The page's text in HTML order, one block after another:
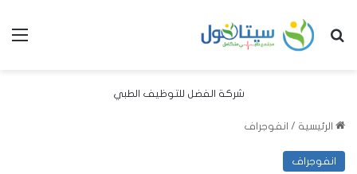
بحث عن
شركة الفضل للتوظيف الطبي
الرئيسية / انفوجراف
انفوجراف